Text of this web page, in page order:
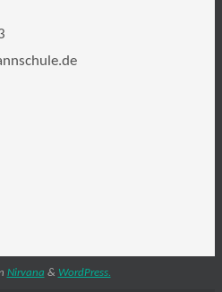
Nirvana & WordPress.